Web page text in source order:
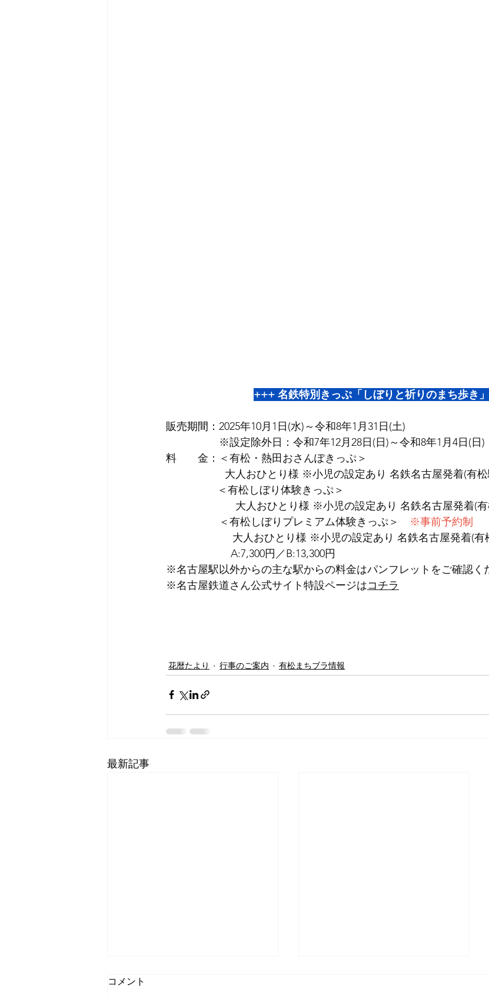
+++ 名鉄特別きっぷ「しぼりと祈りのまち歩き
販売期間： 2025年10月1日(水)～令和8年1月31日(土)
※設定除外日：令和7年12月28日(日)～令和8年1月4日(日)
料　　金：＜有松・熱田おさんぽきっぷ＞
大人おひとり様 ※小児の設定あり 名鉄名古屋発着(
＜有松しぼり体験きっぷ＞
　大人おひとり様 ※小児の設定あり 名鉄名古屋発
                  ＜有松しぼりプレミアム体験きっぷ＞
※事前予約制
大人おひとり様 ※小児の設定あり 名鉄名古屋発着(
                      A:7,300円／B:13,300円
※名古屋駅以外からの主な駅からの料金はパンフレットをご確認く
※名古屋鉄道さん公式サイト特設ページはコチラ
花暦たより 行事のご案内 有松まちブラ情報
最新記事
コメント